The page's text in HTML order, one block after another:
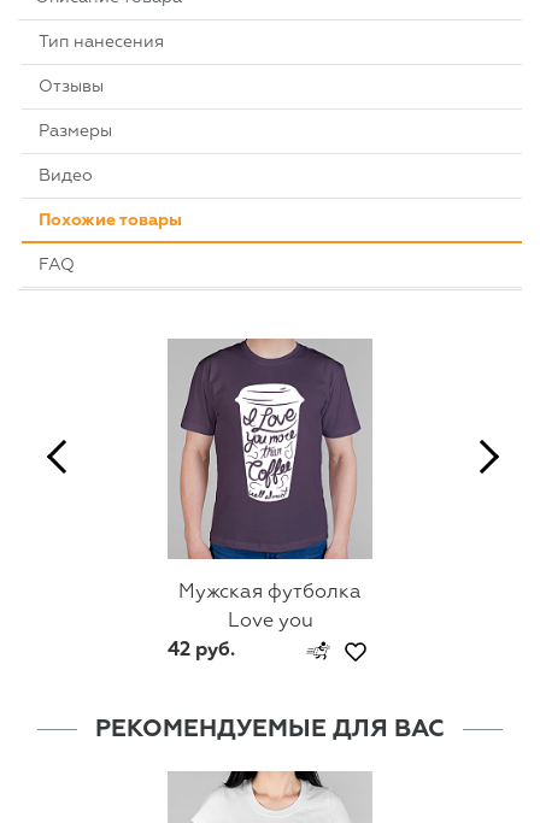
Тип нанесения
Отзывы
Размеры
Видео
Похожие товары
FAQ
Мужская футболка
Love you
42 руб.
РЕКОМЕНДУЕМЫЕ ДЛЯ ВАС